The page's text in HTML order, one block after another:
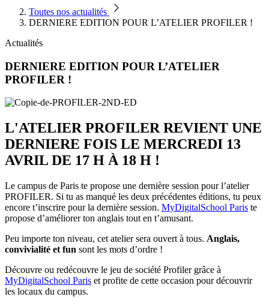
Toutes nos actualités
DERNIERE EDITION POUR L’ATELIER PROFILER !
Actualités
DERNIERE EDITION POUR L’ATELIER
PROFILER !
L'ATELIER PROFILER REVIENT UNE
DERNIERE FOIS LE MERCREDI 13
AVRIL DE 17 H À 18 H !
Le campus de Paris te propose une dernière session pour l’atelier
PROFILER. Si tu as manqué les deux précédentes éditions, tu peux
encore t’inscrire pour la dernière session. MyDigitalSchool Paris te
propose d’améliorer ton anglais tout en t’amusant.
Peu importe ton niveau, cet atelier sera ouvert à tous. Anglais,
convivialité et fun sont les mots d’ordre !
​Découvre ou redécouvre le jeu de société Profiler grâce à
MyDigitalSchool Paris et profite de cette occasion pour découvrir
les locaux du campus.